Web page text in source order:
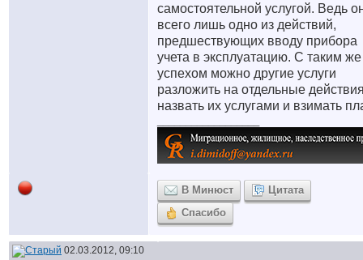
самостоятельной услугой. Ведь
всего лишь одно из действий,
предшествующих вводу прибора
учета в эксплуатацию. С таким же
успехом можно другие услуги
разложить на отдельные
назвать их услугами и взимать
В Минюст
Цитата
Спасибо
02.03.2012, 09:10